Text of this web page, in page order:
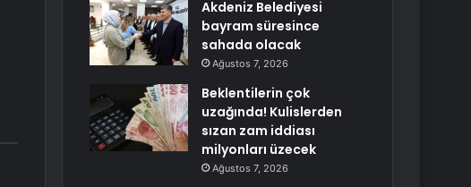
Akdeniz Belediyesi
bayram süresince
sahada olacak
Ağustos 7, 2026
Beklentilerin çok
uzağında! Kulislerden
sızan zam iddiası
milyonları üzecek
Ağustos 7, 2026